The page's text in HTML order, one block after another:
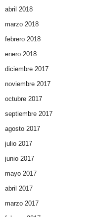
abril 2018
marzo 2018
febrero 2018
enero 2018
diciembre 2017
noviembre 2017
octubre 2017
septiembre 2017
agosto 2017
julio 2017
junio 2017
mayo 2017
abril 2017
marzo 2017